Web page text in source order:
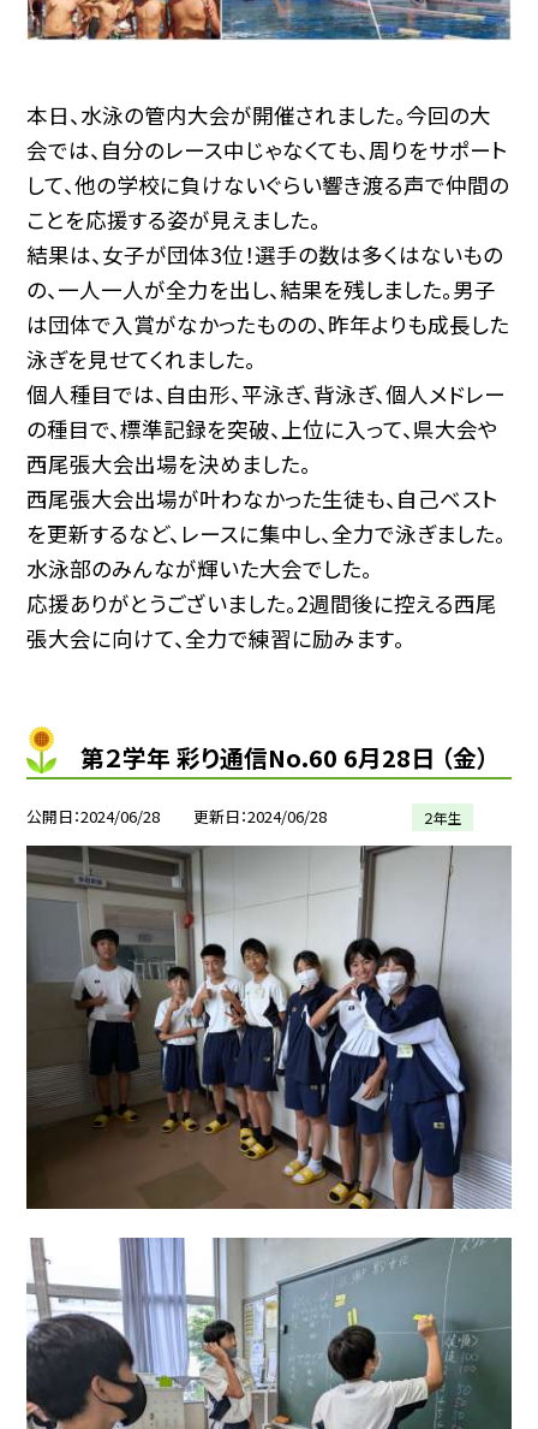
本日、水泳の管内大会が開催されました。今回の大
会では、自分のレース中じゃなくても、周りをサポート
して、他の学校に負けないぐらい響き渡る声で仲間の
ことを応援する姿が見えました。
結果は、女子が団体3位！選手の数は多くはないもの
の、一人一人が全力を出し、結果を残しました。男子
は団体で入賞がなかったものの、昨年よりも成長した
泳ぎを見せてくれました。
個人種目では、自由形、平泳ぎ、背泳ぎ、個人メドレー
の種目で、標準記録を突破、上位に入って、県大会や
西尾張大会出場を決めました。
西尾張大会出場が叶わなかった生徒も、自己ベスト
を更新するなど、レースに集中し、全力で泳ぎました。
水泳部のみんなが輝いた大会でした。
応援ありがとうございました。2週間後に控える西尾
張大会に向けて、全力で練習に励みます。
第２学年 彩り通信No.60 6月28日 （金）
公開日 2024/06/28 更新日 2024/06/28 ２年生